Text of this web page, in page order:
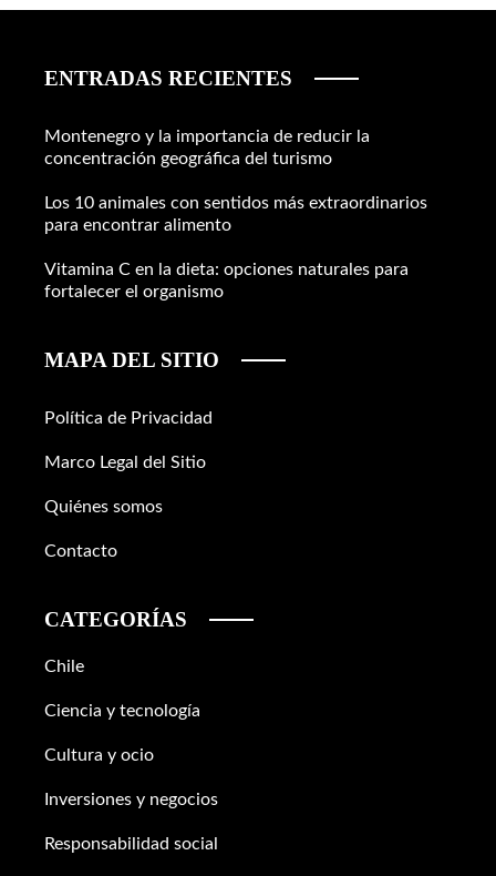
ENTRADAS RECIENTES
Montenegro y la importancia de reducir la
concentración geográfica del turismo
Los 10 animales con sentidos más extraordinarios
para encontrar alimento
Vitamina C en la dieta: opciones naturales para
fortalecer el organismo
MAPA DEL SITIO
Política de Privacidad
Marco Legal del Sitio
Quiénes somos
Contacto
CATEGORÍAS
Chile
Ciencia y tecnología
Cultura y ocio
Inversiones y negocios
Responsabilidad social